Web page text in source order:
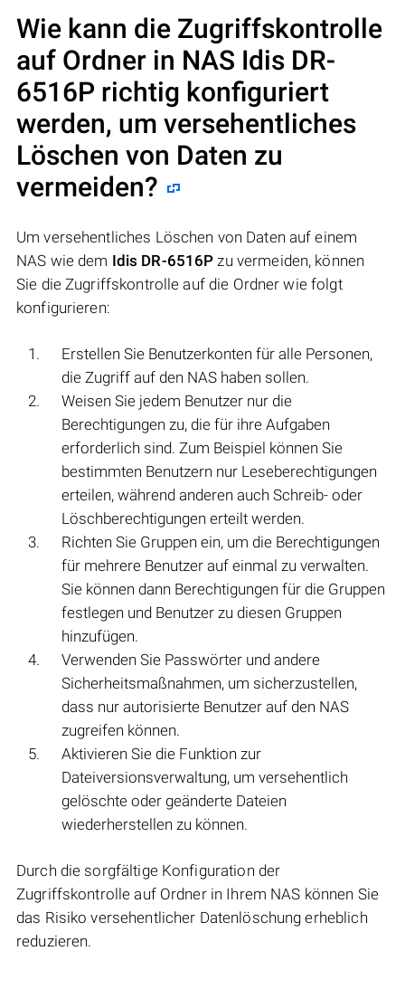
Wie kann die Zugriffskontrolle
auf Ordner in NAS Idis DR-
6516P richtig konfiguriert
werden, um versehentliches
Löschen von Daten zu
vermeiden?
Um versehentliches Löschen von Daten auf einem
NAS wie dem Idis DR-6516P zu vermeiden, können
Sie die Zugriffskontrolle auf die Ordner wie folgt
konfigurieren:
Erstellen Sie Benutzerkonten für alle Personen,
die Zugriff auf den NAS haben sollen.
Weisen Sie jedem Benutzer nur die
Berechtigungen zu, die für ihre Aufgaben
erforderlich sind. Zum Beispiel können Sie
bestimmten Benutzern nur Leseberechtigungen
erteilen, während anderen auch Schreib- oder
Löschberechtigungen erteilt werden.
Richten Sie Gruppen ein, um die Berechtigungen
für mehrere Benutzer auf einmal zu verwalten.
Sie können dann Berechtigungen für die Gruppen
festlegen und Benutzer zu diesen Gruppen
hinzufügen.
Verwenden Sie Passwörter und andere
Sicherheitsmaßnahmen, um sicherzustellen,
dass nur autorisierte Benutzer auf den NAS
zugreifen können.
Aktivieren Sie die Funktion zur
Dateiversionsverwaltung, um versehentlich
gelöschte oder geänderte Dateien
wiederherstellen zu können.
Durch die sorgfältige Konfiguration der
Zugriffskontrolle auf Ordner in Ihrem NAS können Sie
das Risiko versehentlicher Datenlöschung erheblich
reduzieren.